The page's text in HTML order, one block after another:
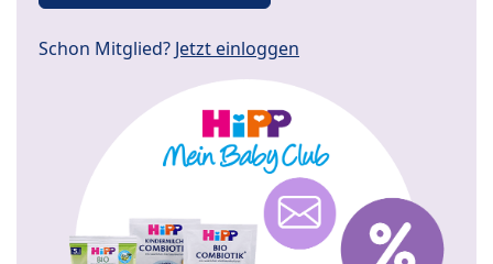
Schon Mitglied? Jetzt einloggen